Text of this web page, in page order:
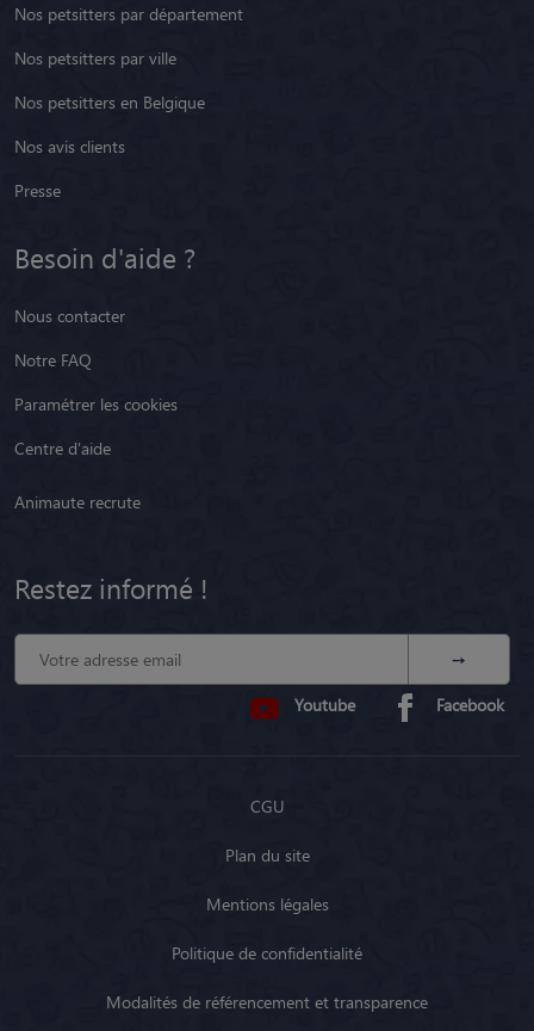
Nos petsitters par département
Nos petsitters par ville
Nos petsitters en Belgique
Nos avis clients
Presse
Besoin d'aide ?
Nous contacter
Notre FAQ
Paramétrer les cookies
Centre d'aide
Animaute recrute
Restez informé !
Youtube Facebook
CGU
Plan du site
Mentions légales
Politique de confidentialité
Modalités de référencement et transparence